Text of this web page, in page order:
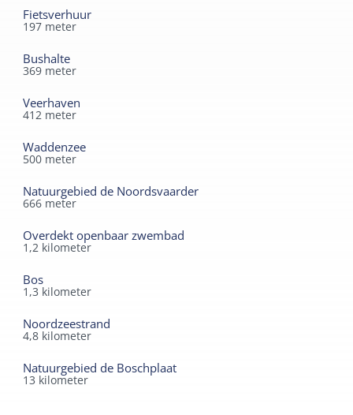
West-Terschelling te bieden heeft.
Fietsverhuur
197 meter
Bushalte
369 meter
Veerhaven
412 meter
Waddenzee
500 meter
Natuurgebied de Noordsvaarder
666 meter
Overdekt openbaar zwembad
1,2 kilometer
Bos
1,3 kilometer
Noordzeestrand
4,8 kilometer
Natuurgebied de Boschplaat
13 kilometer